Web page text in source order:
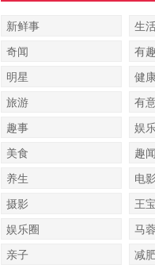
新鲜事
生
奇闻
有
明星
健
旅游
有
趣事
娱
美食
趣闻
养生
电影
摄影
王
娱乐圈
马蓉
亲子
减